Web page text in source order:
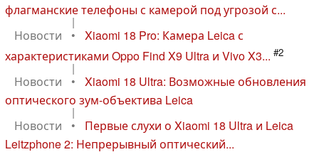
флагманские телефоны с камерой под угрозой с...
|
Новости
•
Xiaomi 18 Pro: Камера Leica с
характеристиками Oppo Find X9 Ultra и Vivo X3... #2
|
Новости
•
Xiaomi 18 Ultra: Возможные обновления
оптического зум-объектива Leica
|
Новости
•
Первые слухи о Xiaomi 18 Ultra и Leica
Leitzphone 2: Непрерывный оптический...